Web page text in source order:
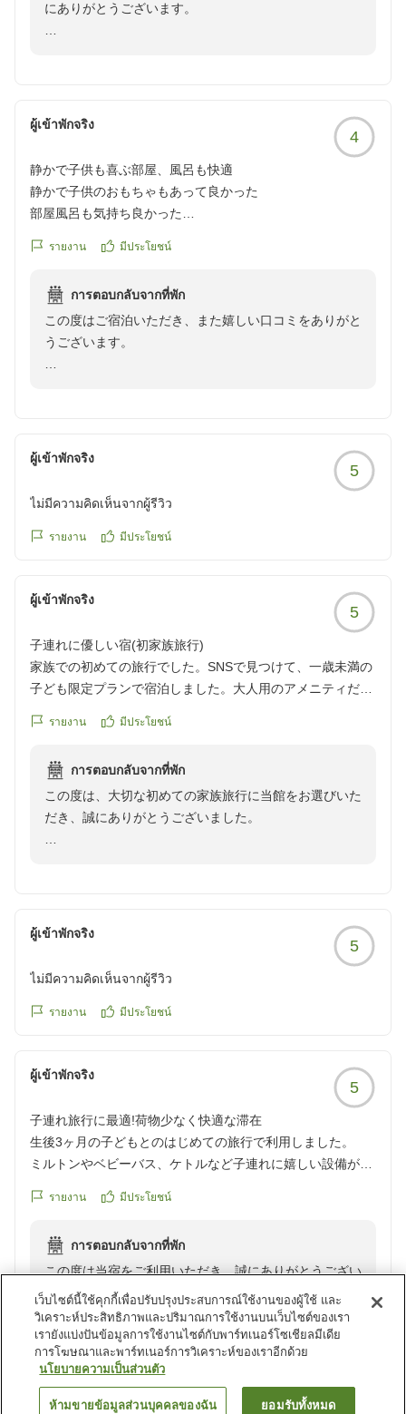
ひとりでの朝風呂はアッツアツで最高にリフレッシュできま
した!!!
にありがとうございます。
一方で、お部屋の露天風呂の温度につきましては、ご不
便をおかけし申し訳ございませんでした。源泉かけ流し
のため温度が高くなる場合がございますが、今後もより
快適にご利用いただけるよう管理に努めてまいります。
それでも朝風呂では「最高にリフレッシュできました」
した。
ぜひまたご家族皆様で、思い出づくりのお手伝いをさせ
ผู้เข้าพักจริง
4
静かで子供も喜ぶ部屋、風呂も快適
静かで子供のおもちゃもあって良かった
部屋風呂も気持ち良かった
https://review.travel.rakuten.co.jp/hotel/voice/168673?
reviewId=33123477725624
รายงาน มีประโยชน์
การตอบกลับจากที่พัก
この度はご宿泊いただき、また嬉しい口コミをありがと
うございます。
りでございます。
お写真のプレゼントも旅の思い出のひとつとなりました
ら幸いです。ぜひまたご家族の大切な記念日のお祝いに
お越しくださいませ。心よりお待ちしております。
ผู้เข้าพักจริง
5
ไม่มีความคิดเห็นจากผู้รีวิว
รายงาน มีประโยชน์
ผู้เข้าพักจริง
5
子連れに優しい宿(初家族旅行)
家族での初めての旅行でした。SNSで見つけて、一歳未満の
子ども限定プランで宿泊しました。大人用のアメニティだけ
常に助かりました。部屋食や部屋露天が小さい子ども連れに
また、建物が高台にあるので、景色が最高です(天気が良け
れば)。
建物設備自体はリノベーション?をして、営業している感じ
なので、それなりに年数が経っているなと感じる部分もあり
クチコミの詳細はこちらから
https://review.travel.rakuten.co.jp/hotel/voice/168673?
reviewId=33123477531369
รายงาน มีประโยชน์
การตอบกลับจากที่พัก
この度は、大切な初めての家族旅行に当館をお選びいた
だき、誠にありがとうございました。
また、高台からの景色もお楽しみいただけたようで何よ
りです。
設備や自然環境についてのご感想もありがとうございま
「大満足の初家族旅行」とのお言葉を励みに、またご家
族皆さまにお会いできます日を心よりお待ちしておりま
す。
ผู้เข้าพักจริง
5
ไม่มีความคิดเห็นจากผู้รีวิว
รายงาน มีประโยชน์
ผู้เข้าพักจริง
5
子連れ旅行に最適!荷物少なく快適な滞在
生後3ヶ月の子どもとのはじめての旅行で利用しました。
ミルトンやベビーバス、ケトルなど子連れに嬉しい設備がす
着替えとおむつとミルクさえ持っていけば良かったのでとっ
大人用のヘアアイロンもあり驚きました。
食事はシンプルでヘルシーでしたが、どれも無駄がなくおい
しかったです。
また2人目が生まれたら利用したいと思います。
クチコミの詳細はこちらから
https://review.travel.rakuten.co.jp/hotel/voice/168673?
รายงาน มีประโยชน์
การตอบกลับจากที่พัก
この度は当宿をご利用いただき、誠にありがとうござい
ました。
また、大切なはじめてのご旅行に当宿をお選びいただけ
ましたこと、心より嬉しく思っております。
お子様とのご滞在が快適なものとなり、安心いたしまし
た。
ดูรายการเพิ่มเติม
เว็บไซต์นี้ใช้คุกกี้เพื่อปรับปรุงประสบการณ์ใช้งานของผู้ใช้ และ
วิเคราะห์ประสิทธิภาพและปริมาณการใช้งานบนเว็บไซต์ของเรา
เรายังแบ่งปันข้อมูลการใช้งานไซต์กับพาร์ทเนอร์โซเชียลมีเดีย
การโฆษณาและพาร์ทเนอร์การวิเคราะห์ของเราอีกด้วย
นโยบายความเป็นส่วนตัว
ห้ามขายข้อมูลส่วนบุคคลของฉัน ยอมรับทั้งหมด